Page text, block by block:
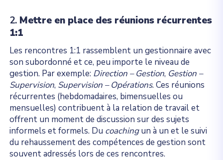
2. Mettre en place des réunions récurrentes
1:1
Les rencontres 1:1 rassemblent un gestionnaire avec
son subordonné et ce, peu importe le niveau de
gestion. Par exemple: Direction – Gestion, Gestion –
Supervision, Supervision – Opérations. Ces réunions
récurrentes (hebdomadaires, bimensuelles ou
mensuelles) contribuent à la relation de travail et
offrent un moment de discussion sur des sujets
informels et formels. Du coachingun à un et le suivi
du rehaussement des compétences de gestion sont
souvent adressés lors de ces rencontres.